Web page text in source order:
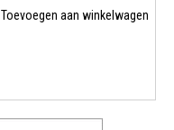
Toevoegen aan winkelwagen